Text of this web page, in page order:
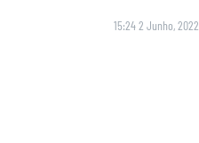
15:24 2 Junho, 2022